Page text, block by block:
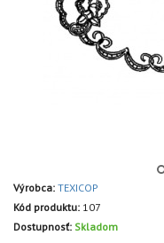
Výrobca: TEXICOP
Kód produktu: 107
Dostupnosť: Skladom